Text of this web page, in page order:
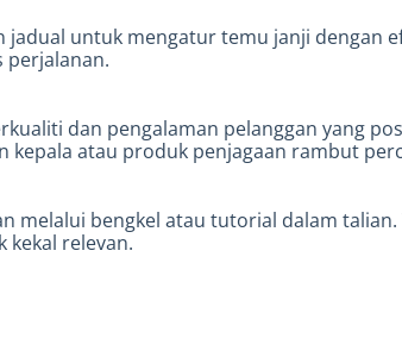
jadual untuk mengatur temu janji dengan
perjalanan.
dan pengalaman pelanggan yang
atau produk penjagaan rambut
melalui bengkel atau tutorial dalam talian.
kekal relevan.